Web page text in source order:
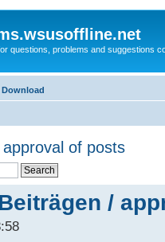
questions, problems and suggestions
Download
of posts
/